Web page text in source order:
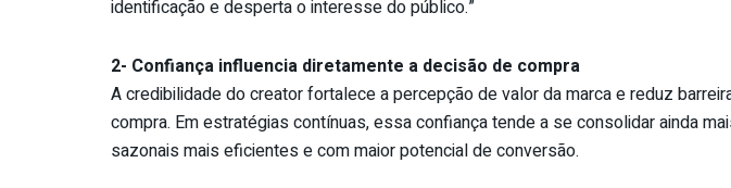
identificação e desperta o interesse do público.”
2- Confiança influencia diretamente a decisão de compra
A credibilidade do creator fortalece a percepção de valor da marca e reduz
compra. Em estratégias contínuas, essa confiança tende a se consolidar ainda
sazonais mais eficientes e com maior potencial de conversão.